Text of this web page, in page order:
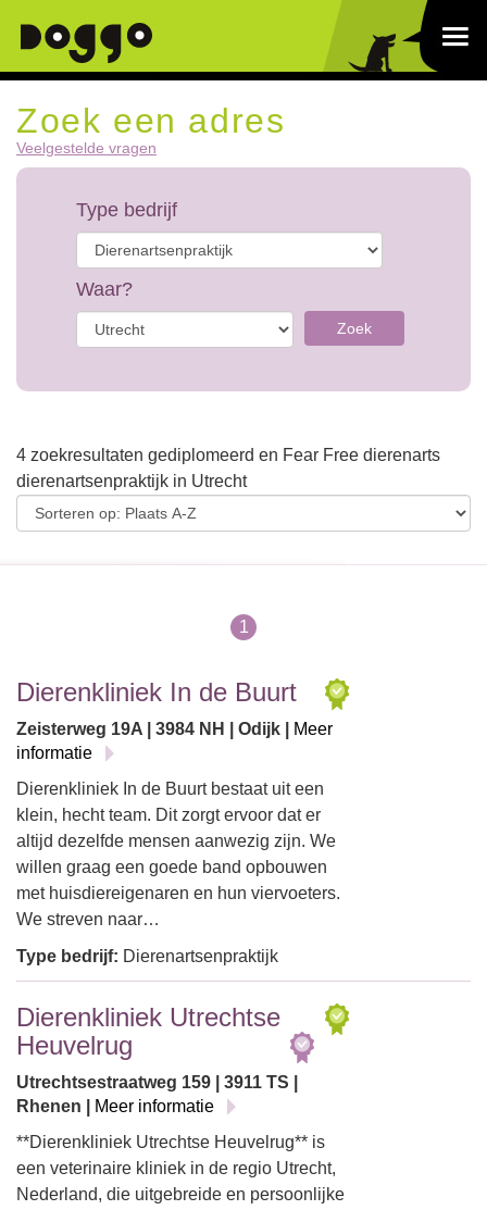
Zoek een adres
Veelgestelde vragen
Type bedrijf
Waar?
Zoek
4 zoekresultaten gediplomeerd en Fear Free dierenarts
dierenartsenpraktijk in Utrecht
1
Dierenkliniek In de Buurt
Zeisterweg 19A | 3984 NH | Odijk |
Meer
informatie
Dierenkliniek In de Buurt bestaat uit een
klein, hecht team. Dit zorgt ervoor dat er
altijd dezelfde mensen aanwezig zijn. We
willen graag een goede band opbouwen
met huisdiereigenaren en hun viervoeters.
We streven naar…
Type bedrijf: Dierenartsenpraktijk
Dierenkliniek Utrechtse
Heuvelrug
Utrechtsestraatweg 159 | 3911 TS |
Rhenen |
Meer informatie
**Dierenkliniek Utrechtse Heuvelrug** is
een veterinaire kliniek in de regio Utrecht,
Nederland, die uitgebreide en persoonlijke